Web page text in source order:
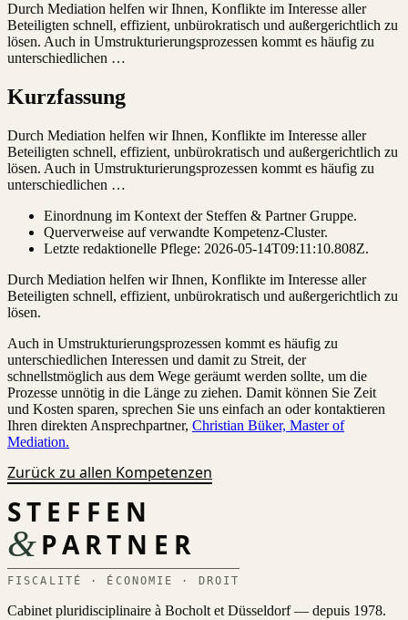
Durch Mediation helfen wir Ihnen, Konflikte im Interesse aller
Beteiligten schnell, effizient, unbürokratisch und außergerichtlich zu
lösen. Auch in Umstrukturierungsprozessen kommt es häufig zu
unterschiedlichen …
Kurzfassung
Durch Mediation helfen wir Ihnen, Konflikte im Interesse aller
Beteiligten schnell, effizient, unbürokratisch und außergerichtlich zu
lösen. Auch in Umstrukturierungsprozessen kommt es häufig zu
unterschiedlichen …
Einordnung im Kontext der Steffen & Partner Gruppe.
Querverweise auf verwandte Kompetenz-Cluster.
Letzte redaktionelle Pflege: 2026-05-14T09:11:10.808Z.
Durch Mediation helfen wir Ihnen, Konflikte im Interesse aller
Beteiligten schnell, effizient, unbürokratisch und außergerichtlich zu
lösen.
Auch in Umstrukturierungsprozessen kommt es häufig zu
unterschiedlichen Interessen und damit zu Streit, der
schnellstmöglich aus dem Wege geräumt werden sollte, um die
Prozesse unnötig in die Länge zu ziehen. Damit können Sie Zeit
und Kosten sparen, sprechen Sie uns einfach an oder kontaktieren
Ihren direkten Ansprechpartner, Christian Büker, Master of
Mediation.
Zurück zu allen Kompetenzen
STEFFEN
&PARTNER
FISCALITÉ · ÉCONOMIE · DROIT
Cabinet pluridisciplinaire à Bocholt et Düsseldorf — depuis 1978.